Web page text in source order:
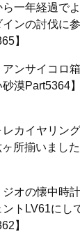
ら一年経過で
インの討伐に
】
アンサイコロ
砂漠Part5364】
レカイヤリン
ヶ所揃いまし
ジオの懐中時
ントLV61にし
】